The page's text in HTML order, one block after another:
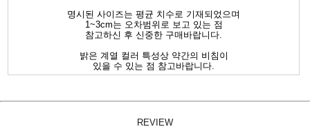
명시된 사이즈는 평균 치수로 기재되었으며
1~3cm는 오차범위로 보고 있는 점
참고하신 후 신중한 구매바랍니다.
밝은 계열 컬러 특성상 약간의 비침이
있을 수 있는 점 참고바랍니다.
REVIEW